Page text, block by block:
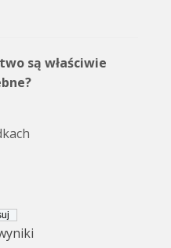
są właściwie